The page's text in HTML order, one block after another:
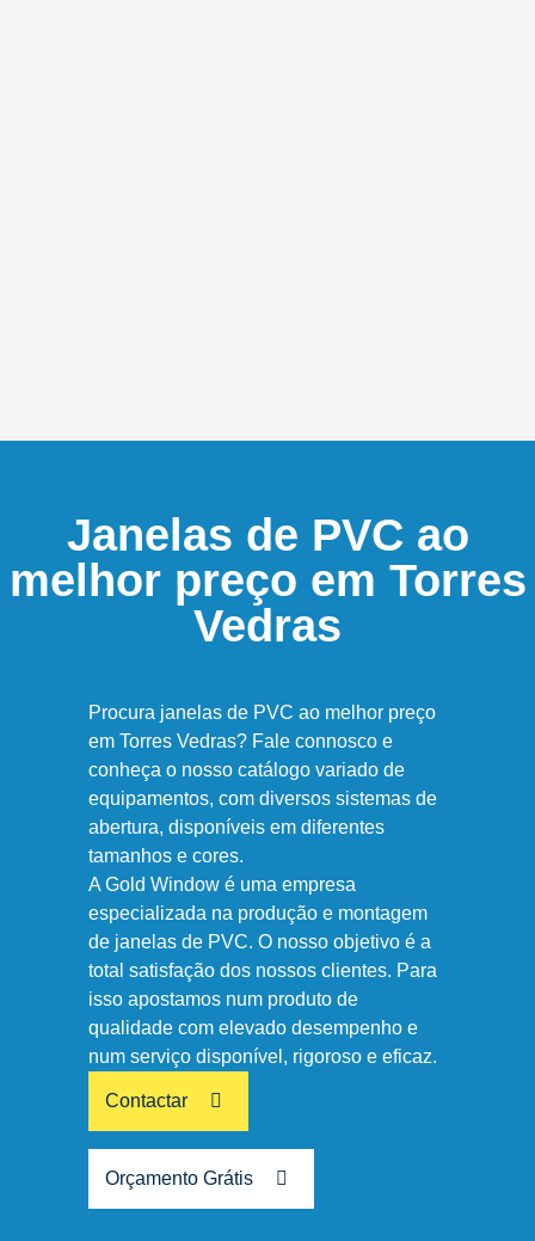
Janelas de PVC ao
melhor preço em Torres
Vedras
Procura janelas de PVC ao melhor preço
em Torres Vedras? Fale connosco e
conheça o nosso catálogo variado de
equipamentos, com diversos sistemas de
abertura, disponíveis em diferentes
tamanhos e cores.
A Gold Window é uma empresa
especializada na produção e montagem
de janelas de PVC. O nosso objetivo é a
total satisfação dos nossos clientes. Para
isso apostamos num produto de
qualidade com elevado desempenho e
num serviço disponível, rigoroso e eficaz.
Contactar
Orçamento Grátis